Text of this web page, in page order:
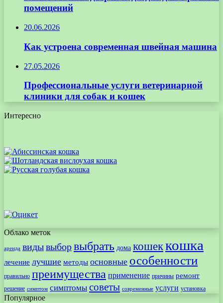
помещений
20.06.2026
Как устроена современная швейная машина
27.05.2026
Профессиональные услуги ветеринарной
клиники для собак и кошек
Интересно
Облако меток
аренда видывыборвыбрать дома кошеккошка
лечение лучшие методы основные особенности
правильно преимущества применение причины ремонт
решение симптом симптомы советы современные услуги установка
Популярное